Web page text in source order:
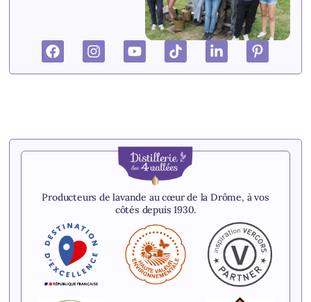
Producteurs de lavande au cœur de la Drôme, à vos
côtés depuis 1930.